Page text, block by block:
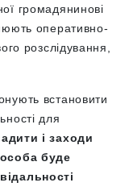
громадянинові
оперативно-
розслідування,
встановити
для
і заходи
буде